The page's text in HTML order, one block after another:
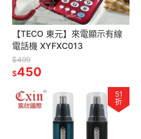
【TECO 東元】來電顯示有線
電話機 XYFXC013
$499
$450
51
折